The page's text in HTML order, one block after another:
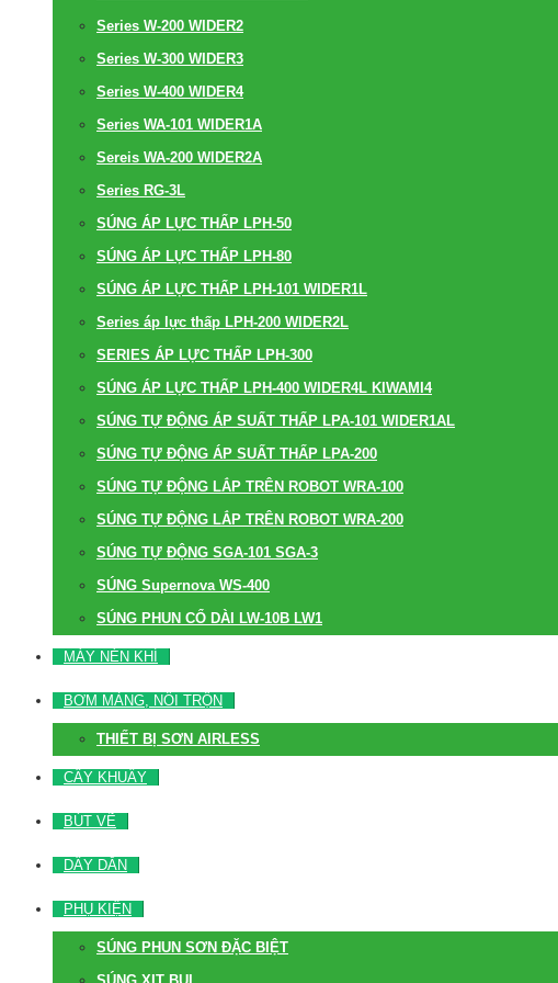
Series W-200 WIDER2
Series W-300 WIDER3
Series W-400 WIDER4
Series WA-101 WIDER1A
Sereis WA-200 WIDER2A
Series RG-3L
SÚNG ÁP LỰC THẤP LPH-50
SÚNG ÁP LỰC THẤP LPH-80
SÚNG ÁP LỰC THẤP LPH-101 WIDER1L
Series áp lực thấp LPH-200 WIDER2L
SERIES ÁP LỰC THẤP LPH-300
SÚNG ÁP LỰC THẤP LPH-400 WIDER4L KIWAMI4
SÚNG TỰ ĐỘNG ÁP SUẤT THẤP LPA-101 WIDER1AL
SÚNG TỰ ĐỘNG ÁP SUẤT THẤP LPA-200
SÚNG TỰ ĐỘNG LẮP TRÊN ROBOT WRA-100
SÚNG TỰ ĐỘNG LẮP TRÊN ROBOT WRA-200
SÚNG TỰ ĐỘNG SGA-101 SGA-3
SÚNG Supernova WS-400
SÚNG PHUN CỔ DÀI LW-10B LW1
MÁY NÉN KHÍ
BƠM MÀNG, NỒI TRỘN
THIẾT BỊ SƠN AIRLESS
CÂY KHUẤY
BÚT VẼ
DÂY DẪN
PHỤ KIỆN
SÚNG PHUN SƠN ĐẶC BIỆT